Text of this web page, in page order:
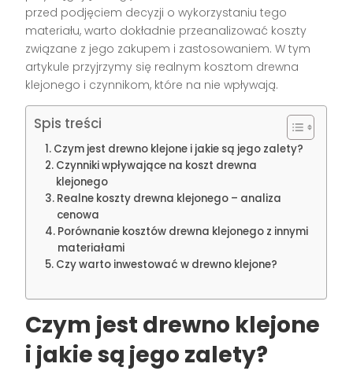
przed podjęciem decyzji o wykorzystaniu tego
materiału, warto dokładnie przeanalizować koszty
związane z jego zakupem i zastosowaniem. W tym
artykule przyjrzymy się realnym kosztom drewna
klejonego i czynnikom, które na nie wpływają.
Spis treści
Czym jest drewno klejone i jakie są jego zalety?
Czynniki wpływające na koszt drewna
klejonego
Realne koszty drewna klejonego – analiza
cenowa
Porównanie kosztów drewna klejonego z innymi
materiałami
Czy warto inwestować w drewno klejone?
Czym jest drewno klejone
i jakie są jego zalety?